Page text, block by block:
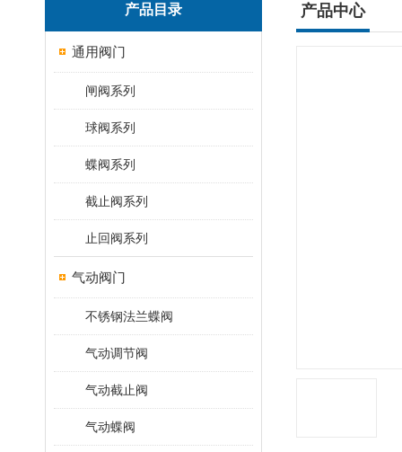
产品目录
通用阀门
闸阀系列
球阀系列
蝶阀系列
截止阀系列
止回阀系列
气动阀门
不锈钢法兰蝶阀
气动调节阀
气动截止阀
气动蝶阀
产品中心